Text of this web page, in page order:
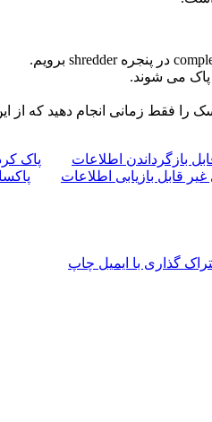
فقط زمانی انجام دهید که از
بازگرداندن اطلاعات پاک
قابل بازیابی اطلاعات
گذاری با ایمیل چاپ